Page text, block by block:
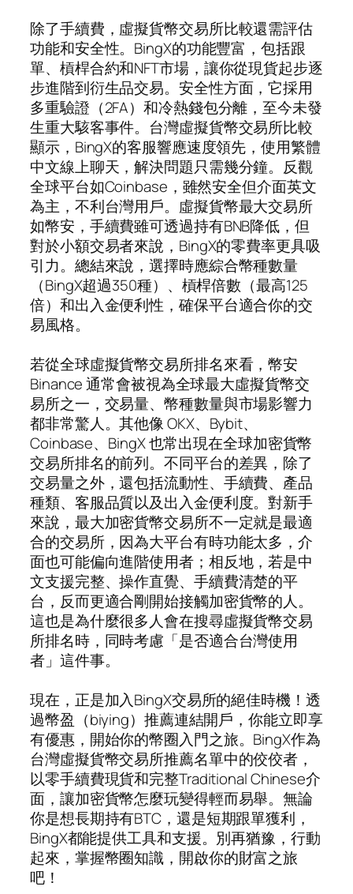
除了手續費，虛擬貨幣交易所比較還需評估
功能和安全性。BingX的功能豐富，包括跟
單、槓桿合約和NFT市場，讓你從現貨起步逐
步進階到衍生品交易。安全性方面，它採用
多重驗證（2FA）和冷熱錢包分離，至今未發
生重大駭客事件。台灣虛擬貨幣交易所比較
顯示，BingX的客服響應速度領先，使用繁體
中文線上聊天，解決問題只需幾分鐘。反觀
全球平台如Coinbase，雖然安全但介面英文
為主，不利台灣用戶。虛擬貨幣最大交易所
如幣安，手續費雖可透過持有BNB降低，但
對於小額交易者來說，BingX的零費率更具吸
引力。總結來說，選擇時應綜合幣種數量
（BingX超過350種）、槓桿倍數（最高125
倍）和出入金便利性，確保平台適合你的交
易風格。
若從全球虛擬貨幣交易所排名來看，幣安
Binance 通常會被視為全球最大虛擬貨幣交
易所之一，交易量、幣種數量與市場影響力
都非常驚人。其他像 OKX、Bybit、
Coinbase、BingX 也常出現在全球加密貨幣
交易所排名的前列。不同平台的差異，除了
交易量之外，還包括流動性、手續費、產品
種類、客服品質以及出入金便利度。對新手
來說，最大加密貨幣交易所不一定就是最適
合的交易所，因為大平台有時功能太多，介
面也可能偏向進階使用者；相反地，若是中
文支援完整、操作直覺、手續費清楚的平
台，反而更適合剛開始接觸加密貨幣的人。
這也是為什麼很多人會在搜尋虛擬貨幣交易
所排名時，同時考慮「是否適合台灣使用
者」這件事。
現在，正是加入BingX交易所的絕佳時機！透
過幣盈（biying）推薦連結開戶，你能立即享
有優惠，開始你的幣圈入門之旅。BingX作為
台灣虛擬貨幣交易所推薦名單中的佼佼者，
以零手續費現貨和完整Traditional Chinese介
面，讓加密貨幣怎麼玩變得輕而易舉。無論
你是想長期持有BTC，還是短期跟單獲利，
BingX都能提供工具和支援。別再猶豫，行動
起來，掌握幣圈知識，開啟你的財富之旅
吧！